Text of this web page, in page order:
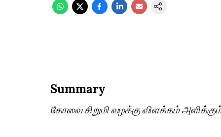
Summary
கோவை சிறுமி வழக்கு விளக்கம்